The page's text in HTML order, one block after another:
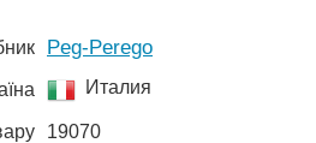
Peg-Perego
Италия
19070